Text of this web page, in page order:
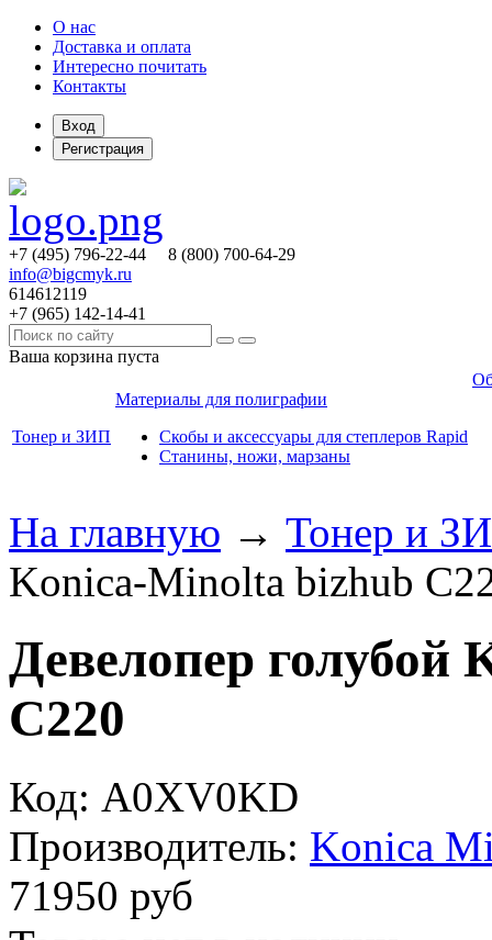
О нас
Доставка и оплата
Интересно почитать
Контакты
Вход
Регистрация
+7 (495) 796-22-44 8 (800) 700-64-29
info@bigcmyk.ru
614612119
+7 (965) 142-14-41
Ваша корзина пуста
Тонер и ЗИП
Материалы для полиграфии
Скобы и аксессуары для степлеров Rapid
Станины, ножи, марзаны
На главную → Тонер и
Konica-Minolta bizhub
Девелопер
C220
Код: A0XV0KD
Производитель: Konica
71950 руб